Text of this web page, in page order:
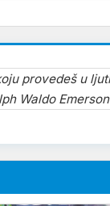
provedeš u
Waldo Emerson